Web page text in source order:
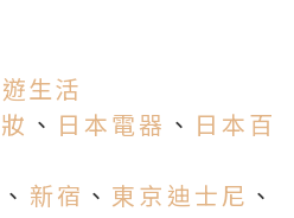
生活
、 日本電器 、 日本百
、 新宿 、 東京迪士尼 、